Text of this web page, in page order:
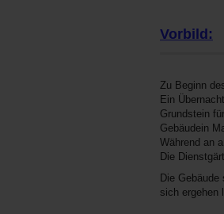
Vorbild:
Zu Beginn
Ein
Grundstein
Gebäudein
Während an
Die
Die
sich ergehen